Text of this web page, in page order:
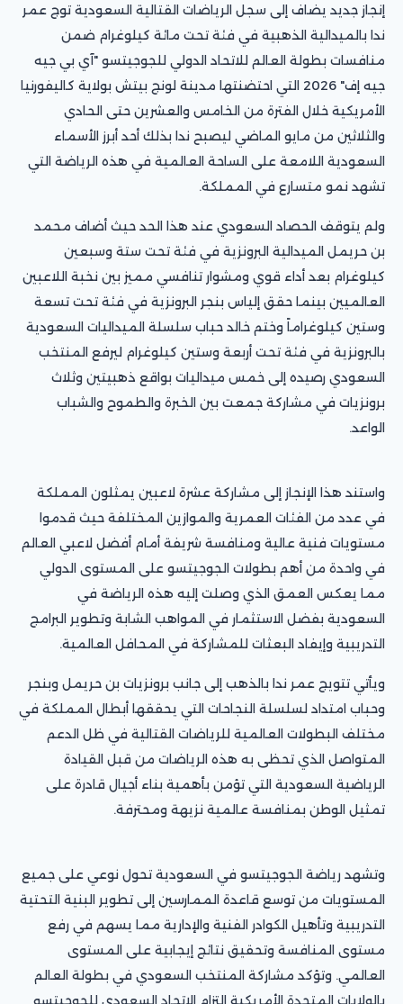
إنجاز جديد يضاف إلى سجل الرياضات القتالية السعودية توج عمر
ندا بالميدالية الذهبية في فئة تحت مائة كيلوغرام ضمن
منافسات بطولة العالم للاتحاد الدولي للجوجيتسو "آي بي جيه
جيه إف" 2026 التي احتضنتها مدينة لونج بيتش بولاية كاليفورنيا
الأمريكية خلال الفترة من الخامس والعشرين حتى الحادي
والثلاثين من مايو الماضي ليصبح ندا بذلك أحد أبرز الأسماء
السعودية اللامعة على الساحة العالمية في هذه الرياضة التي
تشهد نمو متسارع في المملكة.
ولم يتوقف الحصاد السعودي عند هذا الحد حيث أضاف محمد
بن حريمل الميدالية البرونزية في فئة تحت ستة وسبعين
كيلوغرام بعد أداء قوي ومشوار تنافسي مميز بين نخبة اللاعبين
العالميين بينما حقق إلياس بنجر البرونزية في فئة تحت تسعة
وستين كيلوغراماً وختم خالد حباب سلسلة الميداليات السعودية
بالبرونزية في فئة تحت أربعة وستين كيلوغرام ليرفع المنتخب
السعودي رصيده إلى خمس ميداليات بواقع ذهبيتين وثلاث
برونزيات في مشاركة جمعت بين الخبرة والطموح والشباب
الواعد.
واستند هذا الإنجاز إلى مشاركة عشرة لاعبين يمثلون المملكة
في عدد من الفئات العمرية والموازين المختلفة حيث قدموا
مستويات فنية عالية ومنافسة شريفة أمام أفضل لاعبي العالم
في واحدة من أهم بطولات الجوجيتسو على المستوى الدولي
مما يعكس العمق الذي وصلت إليه هذه الرياضة في
السعودية بفضل الاستثمار في المواهب الشابة وتطوير البرامج
التدريبية وإيفاد البعثات للمشاركة في المحافل العالمية.
ويأتي تتويج عمر ندا بالذهب إلى جانب برونزيات بن حريمل وبنجر
وحباب امتداد لسلسلة النجاحات التي يحققها أبطال المملكة في
مختلف البطولات العالمية للرياضات القتالية في ظل الدعم
المتواصل الذي تحظى به هذه الرياضات من قبل القيادة
الرياضية السعودية التي تؤمن بأهمية بناء أجيال قادرة على
تمثيل الوطن بمنافسة عالمية نزيهة ومحترفة.
وتشهد رياضة الجوجيتسو في السعودية تحول نوعي على جميع
المستويات من توسع قاعدة الممارسين إلى تطوير البنية التحتية
التدريبية وتأهيل الكوادر الفنية والإدارية مما يسهم في رفع
مستوى المنافسة وتحقيق نتائج إيجابية على المستوى
العالمي. وتؤكد مشاركة المنتخب السعودي في بطولة العالم
بالولايات المتحدة الأمريكية التزام الاتحاد السعودي للجوجيتسو